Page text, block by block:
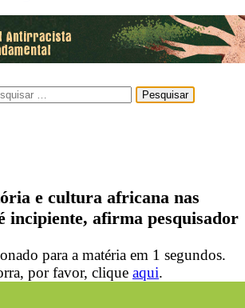
e cultura africana nas
incipiente, afirma pesquisador
para a matéria em 1 segundos.
por favor, clique aqui.